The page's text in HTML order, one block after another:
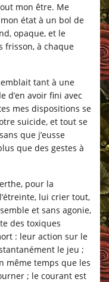
mon être. Me
état à un bol de
opaque, et le
frisson, à chaque
tant à une
d’en avoir fini avec
mes dispositions se
suicide, et tout se
que j’eusse
que des gestes à
pour la
lui crier tout,
et sans agonie,
des toxiques
: leur action sur le
le jeu ;
même temps que les
; le courant est